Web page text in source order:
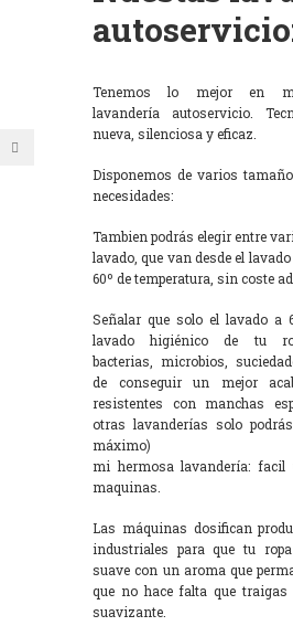
Tenemos lo mejor en
lavandería autoservicio.
nueva, silenciosa y eficaz.
Disponemos de varios
necesidades:
Tambien podrás elegir entre
lavado, que van desde el
60º de temperatura, sin coste
Señalar que solo el lavado a
lavado higiénico de tu
bacterias, microbios,
de conseguir un mejor
resistentes con manchas
otras lavanderías solo
máximo)
mi hermosa lavandería: facil
maquinas.
Las máquinas dosifican
industriales para que tu
suave con un aroma que
que no hace falta que traigas
suavizante.